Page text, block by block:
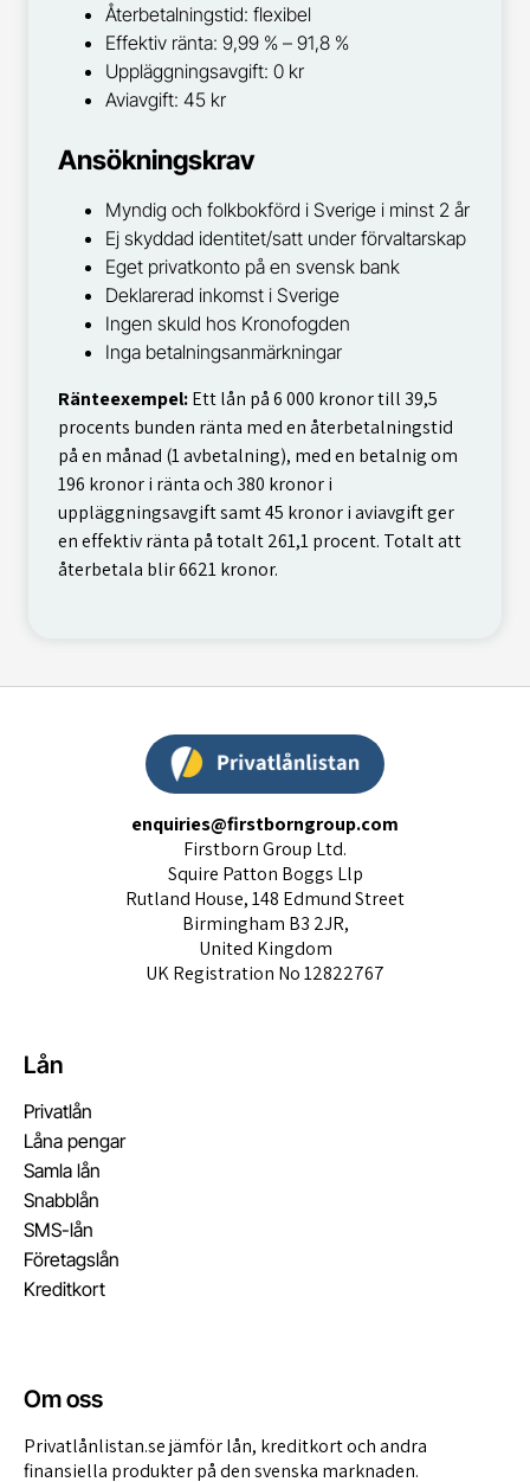
Återbetalningstid: flexibel
Effektiv ränta: 9,99 % – 91,8 %
Uppläggningsavgift: 0 kr
Aviavgift: 45 kr
Ansökningskrav
Myndig och folkbokförd i Sverige i minst 2 år
Ej skyddad identitet/satt under förvaltarskap
Eget privatkonto på en svensk bank
Deklarerad inkomst i Sverige
Ingen skuld hos Kronofogden
Inga betalningsanmärkningar
Ränteexempel:Ett lån på 6 000 kronor till 39,5
procents bunden ränta med en återbetalningstid
på en månad (1 avbetalning), med en betalnig om
196 kronor i ränta och 380 kronor i
uppläggningsavgift samt 45 kronor i aviavgift ger
en effektiv ränta på totalt 261,1 procent. Totalt att
återbetala blir 6621 kronor.
enquiries@firstborngroup.com
Firstborn Group Ltd.
Squire Patton Boggs Llp
Rutland House, 148 Edmund Street
Birmingham B3 2JR,
United Kingdom
UK Registration No 12822767
Lån
Privatlån
Låna pengar
Samla lån
Snabblån
SMS-lån
Företagslån
Kreditkort
Om oss
Privatlånlistan.se jämför lån, kreditkort och andra
finansiella produkter på den svenska marknaden.